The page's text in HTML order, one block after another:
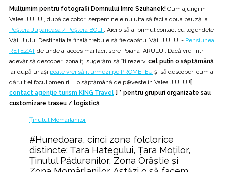
Mulțumim pentru fotografii Domnului Imre Szuhanek​! Cum ajungi în
Valea JIULUI, după ce cobori serpentinele nu uita să faci a doua pauză la
Peștera Jupâneasa / Peștera BOLII. Aici o să ai primul contact cu legendele
Văii Jiului.Destinația ta finală trebuie să fie capătul Văii JIULUI - Pensiunea
RETEZAT de unde ai acces mai facil spre Poiana IARULUI. Dacă vrei într-
adevăr să descoperi zona îți sugerăm să îți rezervi cel puțin o săptămână
iar după uriași poate vrei să îl urmezi pe PROMETEU și să descoperi cum a
dăruit el focul omenirii... o săptămână de p⊕veste în Valea JIULUI! [
contact agenție turism KING Travel ] * pentru grupuri organizate sau
customizare traseu / logistică
Ținutul Momârlanilor
#Hunedoara, cinci zone folclorice
distincte: Țara Hategului, Țara Moților,
Ținutul Pădurenilor, Zona Orăștie și